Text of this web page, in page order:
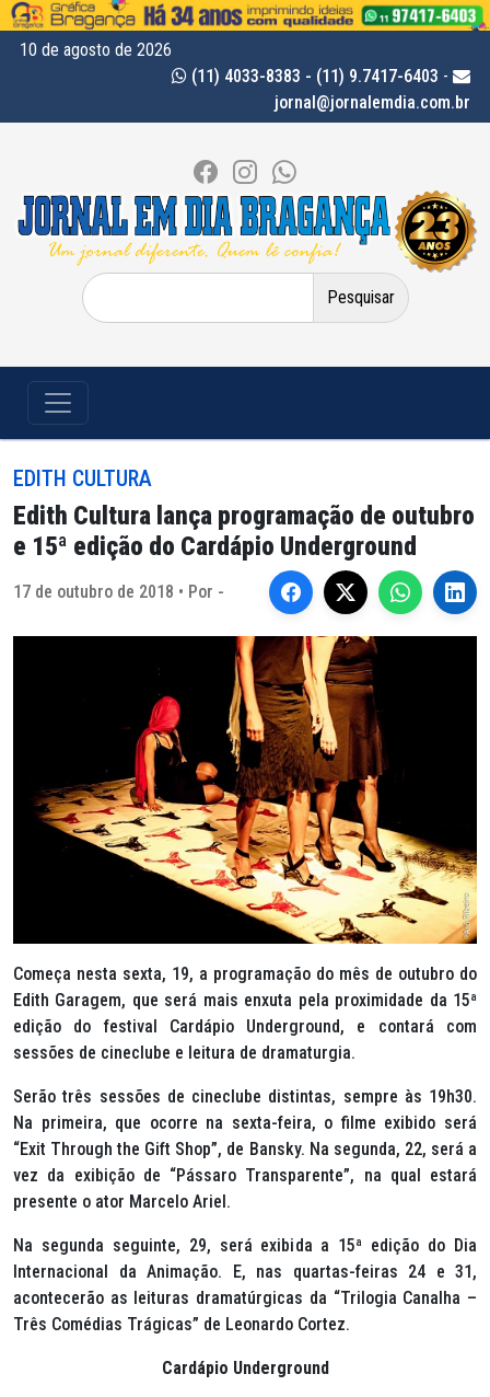
10 de agosto de 2026
(11) 4033-8383 - (11) 9.7417-6403 -
jornal@jornalemdia.com.br
Pesquisar
por:
EDITH CULTURA
Edith Cultura lança programação de outubro
e 15ª edição do Cardápio Underground
17 de outubro de 2018 • Por -
Começa nesta sexta, 19, a programação do mês de outubro do
Edith Garagem, que será mais enxuta pela proximidade da 15ª
edição do festival Cardápio Underground, e contará com
sessões de cineclube e leitura de dramaturgia.
Serão três sessões de cineclube distintas, sempre às 19h30.
Na primeira, que ocorre na sexta-feira, o filme exibido será
“Exit Through the Gift Shop”, de Bansky. Na segunda, 22, será a
vez da exibição de “Pássaro Transparente”, na qual estará
presente o ator Marcelo Ariel.
Na segunda seguinte, 29, será exibida a 15ª edição do Dia
Internacional da Animação. E, nas quartas-feiras 24 e 31,
acontecerão as leituras dramatúrgicas da “Trilogia Canalha –
Três Comédias Trágicas” de Leonardo Cortez.
Cardápio Underground